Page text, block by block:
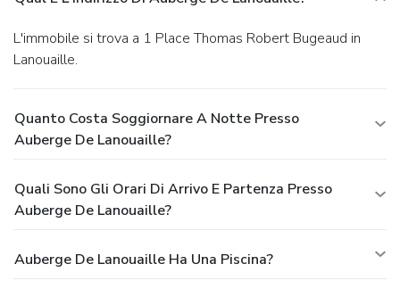
L'immobile si trova a 1 Place Thomas Robert Bugeaud in
Lanouaille.
Quanto Costa Soggiornare A Notte Presso
Auberge De Lanouaille?
Quali Sono Gli Orari Di Arrivo E Partenza Presso
Auberge De Lanouaille?
Auberge De Lanouaille Ha Una Piscina?